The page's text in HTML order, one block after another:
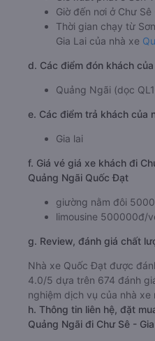
Giờ đến nơi ở Chư
Thời gian chạy từ
Gia Lai của nhà xe
d. Các điểm đón khách
Quảng Ngãi (dọc
e. Các điểm trả khách của
Gia lai
f. Giá vé giá xe khách đi
Quảng Ngãi Quốc Đạt
giường nằm đôi
limousine 500000đ/
g. Review, đánh giá chất
Nhà xe Quốc Đạt được
4.0/5 dựa trên 674 đánh
nghiệm dịch vụ của nhà xe
h. Thông tin liên hệ, đặt
Quảng Ngãi đi Chư Sê -